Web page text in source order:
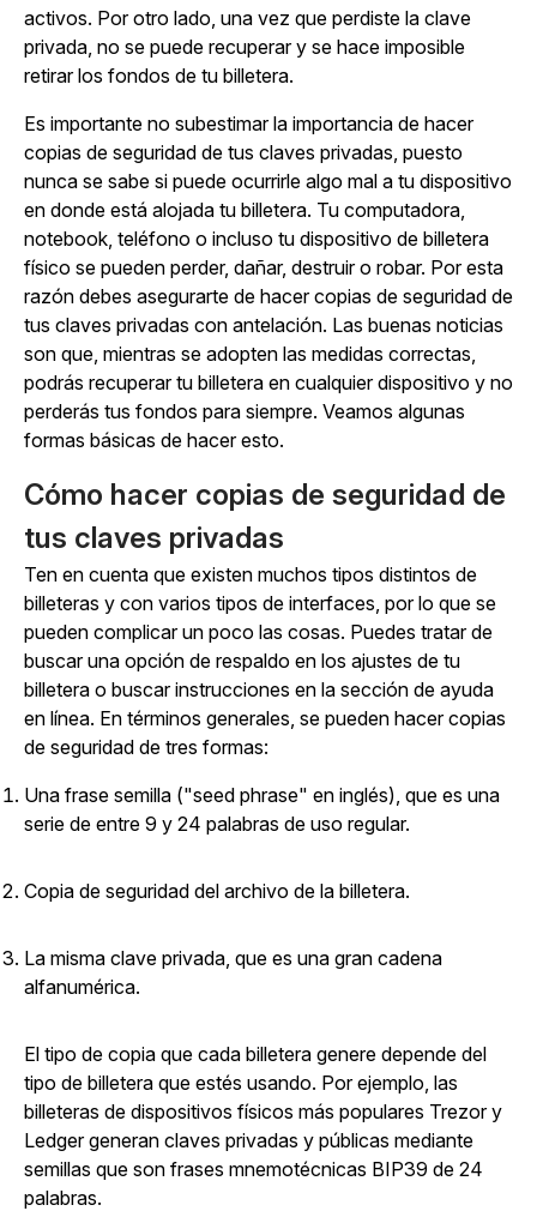
activos. Por otro lado, una vez que perdiste la clave
privada, no se puede recuperar y se hace imposible
retirar los fondos de tu billetera.
Es importante no subestimar la importancia de hacer
copias de seguridad de tus claves privadas, puesto
nunca se sabe si puede ocurrirle algo mal a tu dispositivo
en donde está alojada tu billetera. Tu computadora,
notebook, teléfono o incluso tu dispositivo de billetera
físico se pueden perder, dañar, destruir o robar. Por esta
razón debes asegurarte de hacer copias de seguridad de
tus claves privadas con antelación. Las buenas noticias
son que, mientras se adopten las medidas correctas,
podrás recuperar tu billetera en cualquier dispositivo y no
perderás tus fondos para siempre. Veamos algunas
formas básicas de hacer esto.
Cómo hacer copias de seguridad de
tus claves privadas
Ten en cuenta que existen muchos tipos distintos de
billeteras y con varios tipos de interfaces, por lo que se
pueden complicar un poco las cosas. Puedes tratar de
buscar una opción de respaldo en los ajustes de tu
billetera o buscar instrucciones en la sección de ayuda
en línea. En términos generales, se pueden hacer copias
de seguridad de tres formas:
Una frase semilla ("seed phrase" en inglés), que es una
serie de entre 9 y 24 palabras de uso regular.
Copia de seguridad del archivo de la billetera.
La misma clave privada, que es una gran cadena
alfanumérica.
El tipo de copia que cada billetera genere depende del
tipo de billetera que estés usando. Por ejemplo, las
billeteras de dispositivos físicos más populares Trezor y
Ledger generan claves privadas y públicas mediante
semillas que son frases mnemotécnicas BIP39 de 24
palabras.